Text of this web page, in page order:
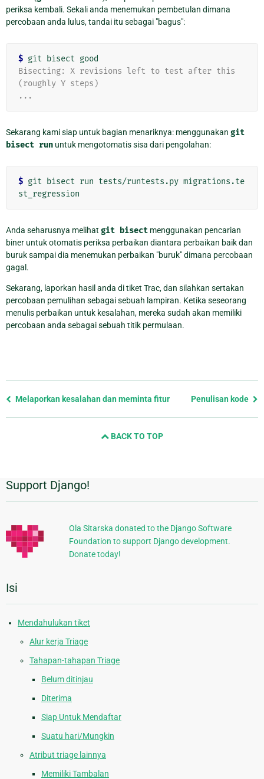
periksa kembali. Sekali anda menemukan pembetulan dimana
percobaan anda lulus, tandai itu sebagai "bagus":
$
Bisecting: X revisions left to test after this
(roughly Y steps)
...
Sekarang kami siap untuk bagian menariknya: menggunakan git
bisect run untuk mengotomatis sisa dari pengolahan:
$ git bisect run tests/runtests.py migrations.te
Anda seharusnya melihat git bisect menggunakan pencarian
biner untuk otomatis periksa perbaikan diantara perbaikan baik dan
buruk sampai dia menemukan perbaikan "buruk" dimana percobaan
gagal.
Sekarang, laporkan hasil anda di tiket Trac, dan silahkan sertakan
percobaan pemulihan sebagai sebuah lampiran. Ketika seseorang
menulis perbaikan untuk kesalahan, mereka sudah akan memiliki
percobaan anda sebagai sebuah titik permulaan.
Previous
Melaporkan kesalahan dan meminta fitur Penulisan kode
BACK TO TOP
Informasi
Tambahan
Support Django!
Ola Sitarska donated to the Django Software
Foundation to support Django development.
Donate today!
Isi
Mendahulukan tiket
Alur kerja Triage
Tahapan-tahapan Triage
Belum ditinjau
Diterima
Siap Untuk Mendaftar
Suatu hari/Mungkin
Atribut triage lainnya
Memiliki Tambalan